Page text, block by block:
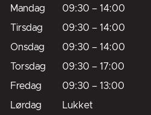
Mandag 09:30 – 14:00
Tirsdag
09:30 – 14:00
Onsdag
09:30 – 14:00
Torsdag
09:30 – 17:00
Fredag
09:30 – 13:00
Lørdag
Lukket